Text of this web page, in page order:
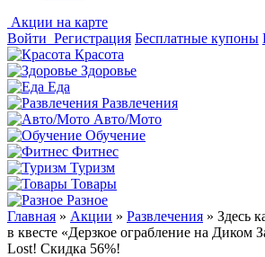
Акции на карте
Войти Регистрация Бесплатные купоны
Красота
Здоровье
Еда
Развлечения
Авто/Мото
Обучение
Фитнес
Туризм
Товары
Разное
Главная » Акции » Развлечения » Здесь
в квесте «Дерзкое ограбление на Диком
Lost! Скидка 56%!